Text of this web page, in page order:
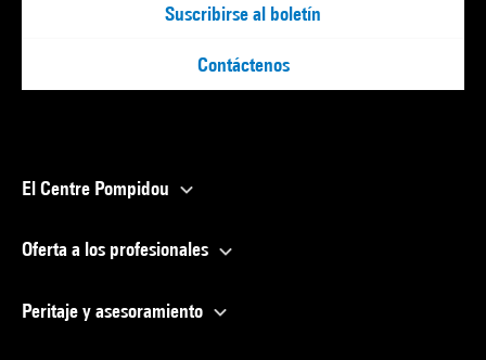
Suscribirse al boletín
Contáctenos
El Centre Pompidou
Oferta a los profesionales
Peritaje y asesoramiento